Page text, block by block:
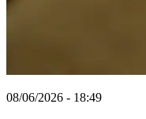
08/06/2026 - 18:49